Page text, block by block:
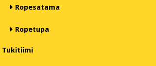
Ropesatama
Ropetupa
Tukitiimi